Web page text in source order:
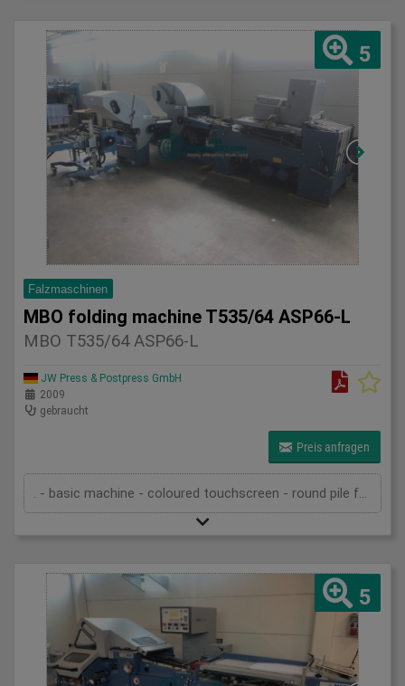
5
Falzmaschinen
MBO folding machine T535/64 ASP66-L
MBO T535/64 ASP66-L
JW Press & Postpress GmbH
2009
gebraucht
Preis anfragen
. - basic machine - coloured touchscreen - round pile feeder - 6 automatic buckles - automatic rollers - anti noise hood - 4 automatic buckles - automatic rollers - anti noise hood - ASP delivery - pump - technical documentation
5